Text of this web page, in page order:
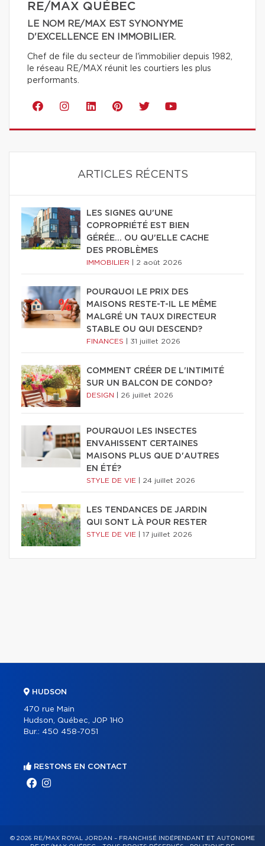
RE/MAX QUÉBEC
LE NOM RE/MAX EST SYNONYME
D'EXCELLENCE EN IMMOBILIER.
Chef de file du secteur de l'immobilier depuis 1982,
le réseau RE/MAX réunit les courtiers les plus
performants.
ARTICLES RÉCENTS
LES SIGNES QU'UNE
COPROPRIÉTÉ EST BIEN
GÉRÉE… OU QU'ELLE CACHE
DES PROBLÈMES
IMMOBILIER 2 août 2026
POURQUOI LE PRIX DES
MAISONS RESTE-T-IL LE MÊME
MALGRÉ UN TAUX DIRECTEUR
STABLE OU QUI DESCEND?
FINANCES 31 juillet 2026
COMMENT CRÉER DE L'INTIMITÉ
SUR UN BALCON DE CONDO?
DESIGN 26 juillet 2026
POURQUOI LES INSECTES
ENVAHISSENT CERTAINES
MAISONS PLUS QUE D'AUTRES
EN ÉTÉ?
STYLE DE VIE 24 juillet 2026
LES TENDANCES DE JARDIN
QUI SONT LÀ POUR RESTER
STYLE DE VIE 17 juillet 2026
HUDSON
470 rue Main
Hudson, Québec, J0P 1H0
Bur.: 450 458-7051
RESTONS EN CONTACT
© 2026 RE/MAX ROYAL JORDAN – FRANCHISÉ INDÉPENDANT ET AUTONOME